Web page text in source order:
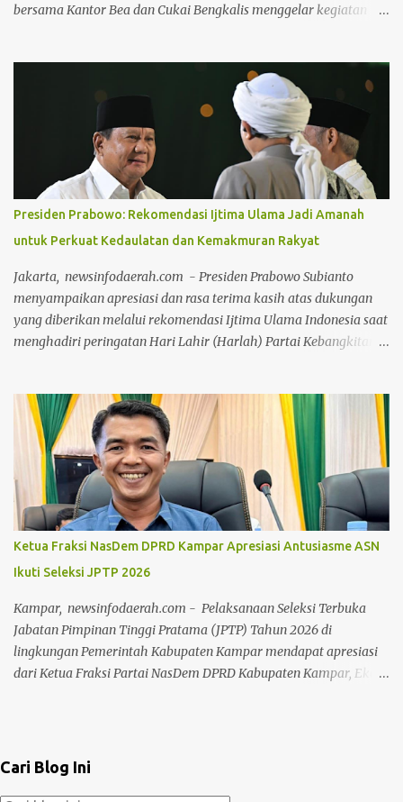
bersama Kantor Bea dan Cukai Bengkalis menggelar kegiatan
dipimpin langsung oleh pimpinan Majelis Kerapatan Adat (MKA)
Datok Seri H.Ilham Nur dan Dewan Pimpinan Harian (DPH)
Datok Seri Syaukani Al Karim LAMR Kabupaten Bengkalis,
jajaran pengurus, serta jajaran pejabat dan staf Bea & Cukai
Bengkalis. Suasana keakraban tampak menyelimuti jalannya
kegiatan. Sejak pagi, para pengurus adat dan jajaran Bea Cukai
bahu-membahu membersihkan area dalam gedung, halaman,
hingga pengecatan pagar lingkungan sekitar Gedung LAMR
Bengkalis. Ketua MKA LAMR Kabupaten Bengkalis
menyampaikan bahwa tradisi gotong royong merupakan
warisan budaya luhur masyarakat Melayu yang harus terus
dirawat dan dihidupkan dal...
Presiden Prabowo: Rekomendasi Ijtima Ulama Jadi Amanah
untuk Perkuat Kedaulatan dan Kemakmuran Rakyat
Jakarta, newsinfodaerah.com - Presiden Prabowo Subianto
menyampaikan apresiasi dan rasa terima kasih atas dukungan
yang diberikan melalui rekomendasi Ijtima Ulama Indonesia saat
menghadiri peringatan Hari Lahir (Harlah) Partai Kebangkitan
Center (JICC), Jakarta, pada Kamis (23/07/2026). Presiden menilai
rekomendasi tersebut menjadi amanah sekaligus penguat bagi
pemerintah dalam menjalankan pembangunan nasional sesuai
amanat konstitusi. “Hari ini saya dapat hadiah lagi. Luar biasa
itu. Langsung dibacakan tadi. Kesepakatan Ijtima Ulama
Indonesia. Luar biasa ini. Kesepakatan Ijtima Ulama ini luar
biasa,” ujar Presiden. Presiden kemudian menyoroti salah satu
poin penting dalam rekomendasi tersebut, yakni dukungan Ijtima
Ulama terhadap langkah-langkah strategis pemerintah dalam
memperkuat kedaulatan bangsa, membangun kemandirian
ekonomi, mempercepat industriali...
Ketua Fraksi NasDem DPRD Kampar Apresiasi Antusiasme ASN
Ikuti Seleksi JPTP 2026
Kampar, newsinfodaerah.com - Pelaksanaan Seleksi Terbuka
Jabatan Pimpinan Tinggi Pratama (JPTP) Tahun 2026 di
lingkungan Pemerintah Kabupaten Kampar mendapat apresiasi
dari Ketua Fraksi Partai NasDem DPRD Kabupaten Kampar, Eko
pembangunan daerah. "Kami mengapresiasi banyaknya ASN
yang ingin berkontribusi untuk memajukan Kabupaten Kampar
Cari Blog Ini